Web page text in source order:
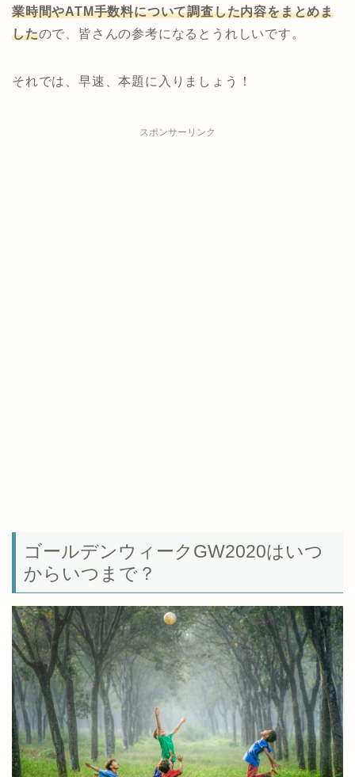
業時間やATM手数料について調査した内容をまとめま
したので、皆さんの参考になるとうれしいです。
それでは、早速、本題に入りましょう！
スポンサーリンク
ゴールデンウィークGW2020はいつ
からいつまで？